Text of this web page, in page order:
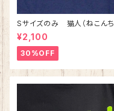
Sサイズのみ 猫人（ねこんち
ゅ）Tシャツ インディゴ 綿10
0%
¥2,100
30%OFF